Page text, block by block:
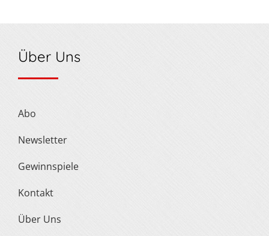
Über Uns
Abo
Newsletter
Gewinnspiele
Kontakt
Über Uns